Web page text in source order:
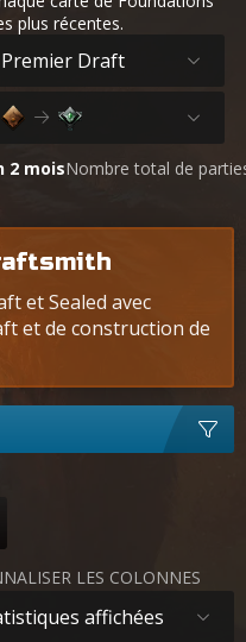
plus récentes.
Premier Draft
2 moisNombre total de
et Sealed avec
et de construction de
LES COLONNES
affichées